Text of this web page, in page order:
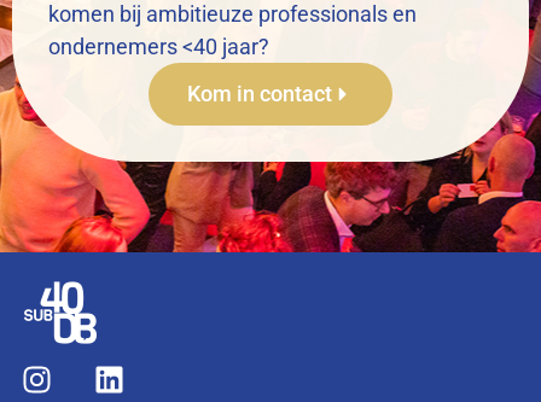
komen bij ambitieuze professionals en
ondernemers <40 jaar?
Kom in contact